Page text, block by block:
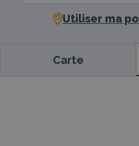
Utiliser ma
Carte